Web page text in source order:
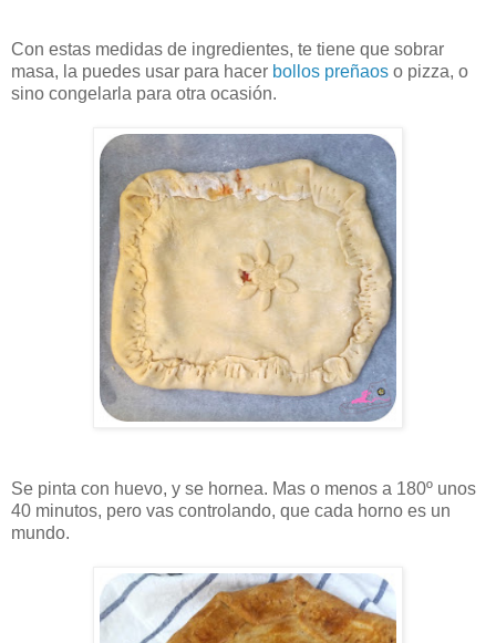
Con estas medidas de ingredientes, te tiene que sobrar
masa, la puedes usar para hacer bollos preñaos o pizza, o
sino congelarla para otra ocasión.
Se pinta con huevo, y se hornea. Mas o menos a 180º unos
40 minutos, pero vas controlando, que cada horno es un
mundo.